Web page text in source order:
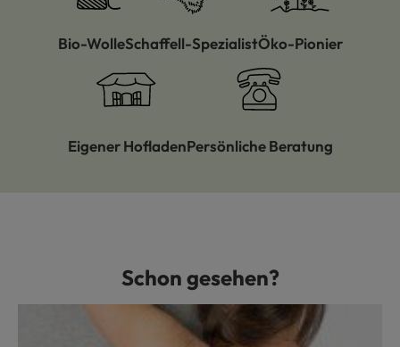
Bio-WolleSchaffell-SpezialistÖko-Pionier
Eigener HofladenPersönliche Beratung
Produktgalerie überspringenSchon gesehen?